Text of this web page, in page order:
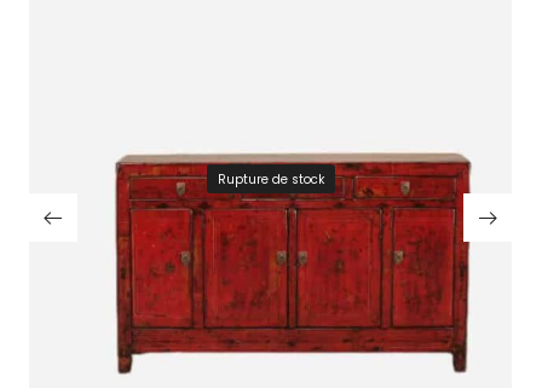
Rupture de stock